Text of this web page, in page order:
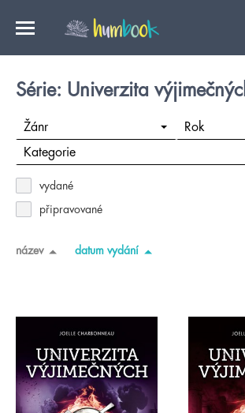
Série: Univerzita
Žánr Rok
Kategorie
vydané
připravované
název datum vydání